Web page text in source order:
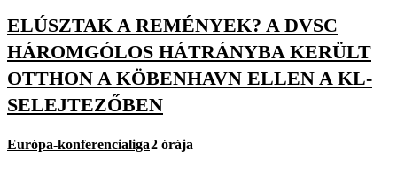
ELÚSZTAK A REMÉNYEK? A DVSC
HÁROMGÓLOS HÁTRÁNYBA KERÜLT
OTTHON A KÖBENHAVN ELLEN A KL-
SELEJTEZŐBEN
Európa-konferencialiga2 órája